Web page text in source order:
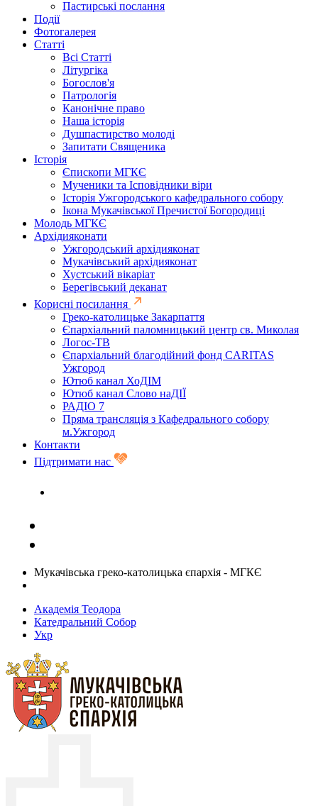
Пастирські послання
Події
Фотогалерея
Статті
Всі Статті
Літургіка
Богослов'я
Патрологія
Канонічне право
Наша історія
Душпастирство молоді
Запитати Священика
Історія
Єпископи МГКЄ
Мученики та Ісповідники віри
Історія Ужгородського кафедрального собору
Ікона Мукачівської Пречистої Богородиці
Молодь МГКЄ
Архідияконати
Ужгородський архідияконат
Мукачівський архідияконат
Хустський вікаріат
Берегівський деканат
Корисні посилання
Греко-католицьке Закарпаття
Єпархіальний паломницький центр св. Миколая
Логос-ТВ
Єпархіальний благодійний фонд CARITAS
Ужгород
Ютюб канал ХоДІМ
Ютюб канал Слово наДІЇ
РАДІО 7
Пряма трансляція з Кафедрального собору
м.Ужгород
Контакти
Підтримати нас
Мукачівська греко-католицька єпархія - МГКЄ
Академія Теодора
Катедральний Собор
Укр